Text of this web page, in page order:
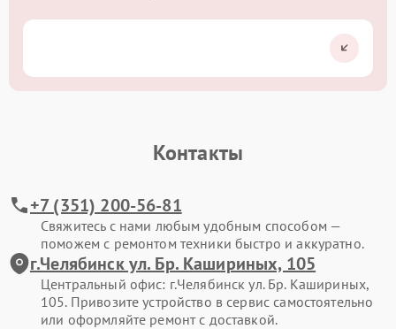
Контакты
+7 (351) 200-56-81
Свяжитесь с нами любым удобным способом —
поможем с ремонтом техники быстро и аккуратно.
г.Челябинск ул. Бр. Кашириных, 105
Центральный офис: г.Челябинск ул. Бр. Кашириных,
105. Привозите устройство в сервис самостоятельно
или оформляйте ремонт с доставкой.